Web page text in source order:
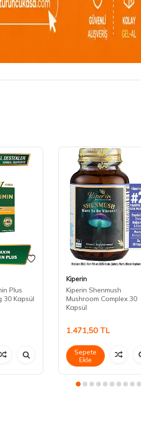
Plus
30 Kapsül
Kiperin
Kiperin Shenmush
Mushroom Complex 30
Kapsül
1.471,50 TL
Sepete
Ekle